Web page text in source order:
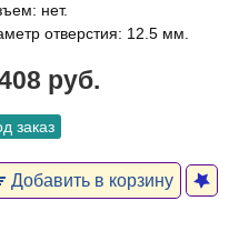
нет.
отверстия: 12.5 мм.
руб.
заказ
Добавить в корзину